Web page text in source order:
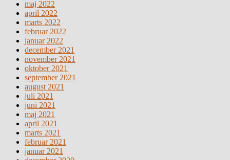
maj 2022
april 2022
marts 2022
februar 2022
januar 2022
december 2021
november 2021
oktober 2021
september 2021
august 2021
juli 2021
juni 2021
maj 2021
april 2021
marts 2021
februar 2021
januar 2021